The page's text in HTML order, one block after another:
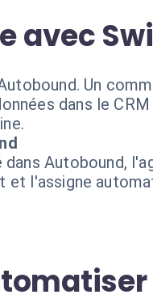
avec
Un
dans le
Autobound,
et l'assigne